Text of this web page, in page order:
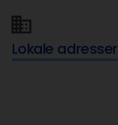
Lokale adresser